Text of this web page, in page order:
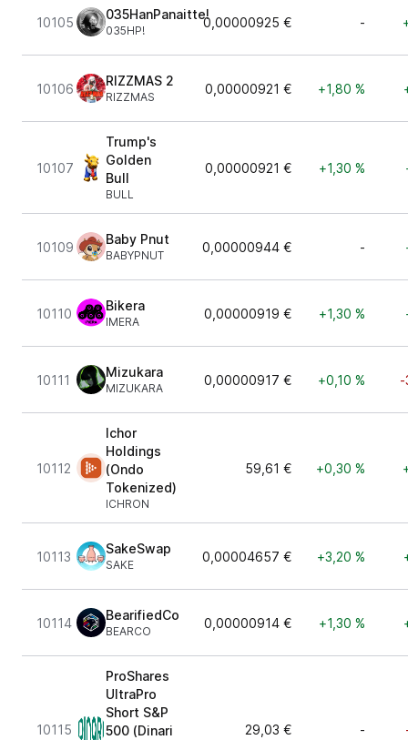
10105
035HanPanaitte!
035HP!
0,00000925 € -
10106
RIZZMAS 2
RIZZMAS
0,00000921 € +1,80 %
10107
Trump's
Golden
Bull
BULL
0,00000921 € +1,30 %
10109
Baby Pnut
BABYPNUT
0,00000944 € -
10110
Bikera
IMERA
0,00000919 € +1,30 %
10111
Mizukara
MIZUKARA
0,00000917 € +0,10 % -
10112
Ichor
Holdings
(Ondo
Tokenized)
ICHRON
59,61 € +0,30 %
10113
SakeSwap
SAKE
0,00004657 € +3,20 %
10114
BearifiedCo
BEARCO
0,00000914 € +1,30 %
10115
ProShares
UltraPro
Short S&P
500 (Dinari
29,03 € -